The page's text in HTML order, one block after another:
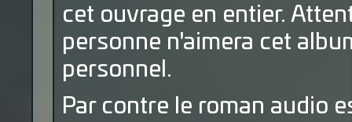
cet ouvrage en entier.
personne n'aimera cet
personnel.
Par contre le roman audio